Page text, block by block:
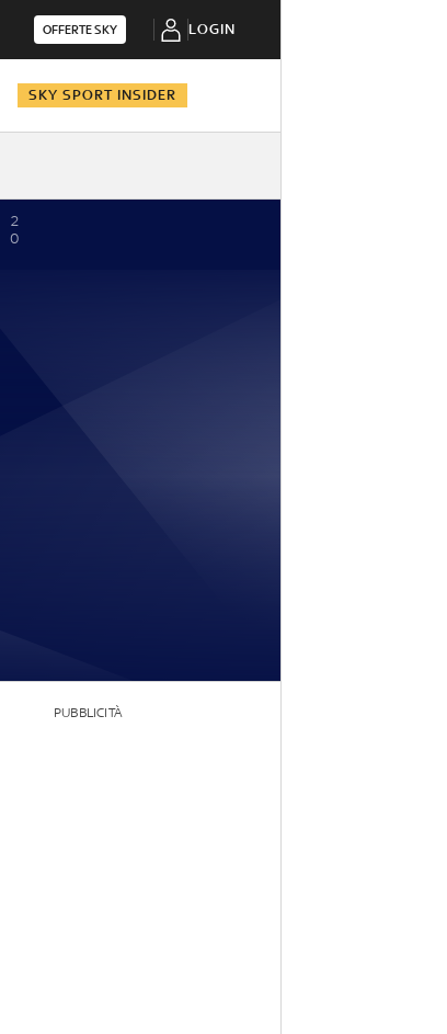
OFFERTE SKY LOGIN
SKY SPORT INSIDER
2
0
PUBBLICITÀ